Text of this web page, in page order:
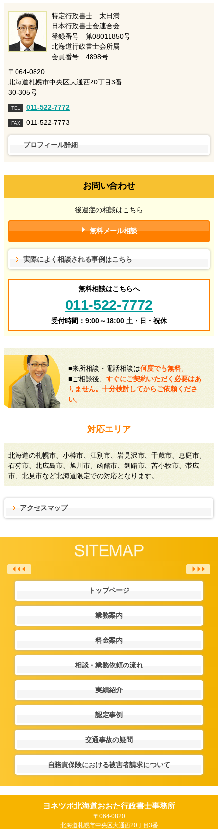
特定行政書士 太田満
日本行政書士会連合会
登録番号 第08011850号
北海道行政書士会所属
会員番号 4898号
〒064-0820
北海道札幌市中央区大通西20丁目3番
30-305号
TEL 011-522-7772
FAX 011-522-7773
プロフィール詳細
お問い合わせ
後遺症の相談はこちら
無料メール相談
実際によく相談される事例はこちら
無料相談はこちらへ
011-522-7772
受付時間：9:00～18:00 土・日・祝休
■来所相談・電話相談は何度でも無料。
■ご相談後、 すぐにご契約いただく必要はあ
りません。十分検討してからご依頼くださ
い。
対応エリア
北海道の札幌市、小樽市、江別市、岩見沢市、千歳市、恵庭市、
石狩市、北広島市、旭川市、函館市、釧路市、苫小牧市、帯広
市、北見市など北海道限定での対応となります。
アクセスマップ
トップページ
業務案内
料金案内
相談・業務依頼の流れ
実績紹介
認定事例
交通事故の疑問
自賠責保険における被害者請求について
ヨネツボ北海道おおた行政書士事務所
〒064-0820
北海道札幌市中央区大通西20丁目3番